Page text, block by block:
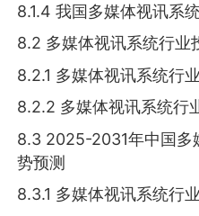
8.1.4 我国多媒体视讯系
8.2 多媒体视讯系统行业
8.2.1 多媒体视讯系统行
8.2.2 多媒体视讯系统行
8.3 2025-2031年中国多
势预测
8.3.1 多媒体视讯系统行